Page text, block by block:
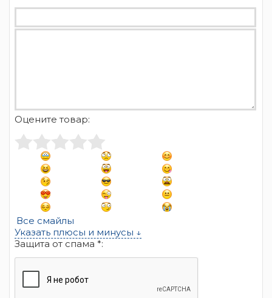
Оцените товар:
Все смайлы
Указать плюсы и минусы ↓
Защита от спама *: